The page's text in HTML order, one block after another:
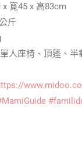
寬45 x 高83cm
斤
人座椅、頂篷、半